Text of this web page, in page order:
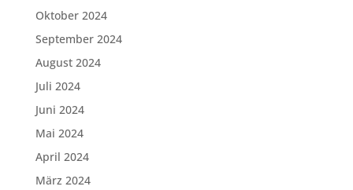
Oktober 2024
September 2024
August 2024
Juli 2024
Juni 2024
Mai 2024
April 2024
März 2024